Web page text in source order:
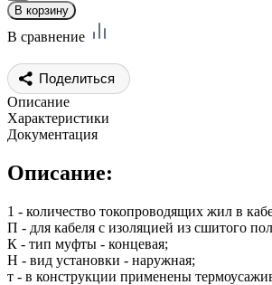
В сравнение
Поделиться
Описание
Характеристики
Документация
Описание:
1 - количество токопроводящих жил в
П - для кабеля с изоляцией из сшитого
К - тип муфты - концевая;
Н - вид установки - наружная;
т - в конструкции применены